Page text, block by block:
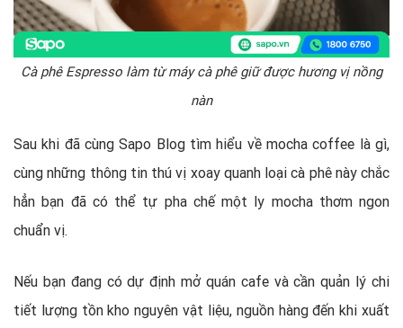
Cà phê Espresso làm từ máy cà phê giữ được hương vị nồng
nàn
Sau khi đã cùng Sapo Blog tìm hiểu về mocha coffee là gì,
cùng những thông tin thú vị xoay quanh loại cà phê này chắc
hẳn bạn đã có thể tự pha chế một ly mocha thơm ngon
chuẩn vị.
Nếu bạn đang có dự định mở quán cafe và cần quản lý chi
tiết lượng tồn kho nguyên vật liệu, nguồn hàng đến khi xuất